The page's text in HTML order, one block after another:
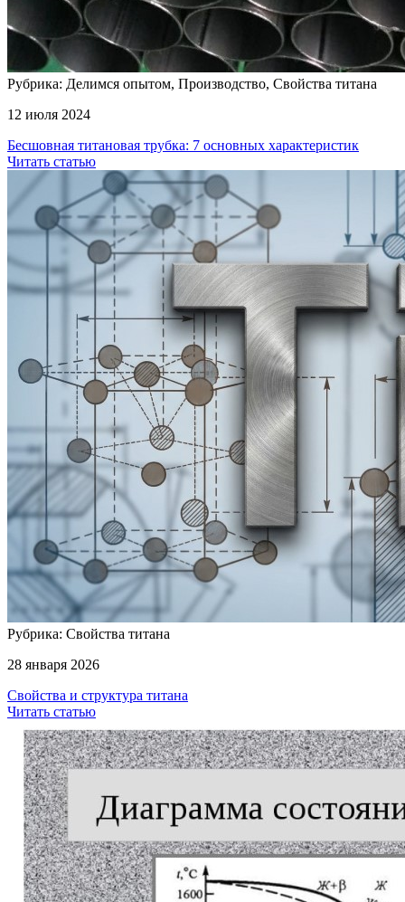
Рубрика: Делимся опытом, Производство, Свойства титана
12 июля 2024
Бесшовная титановая трубка: 7 основных характеристик
Читать статью
Рубрика: Свойства титана
28 января 2026
Свойства и структура титана
Читать статью